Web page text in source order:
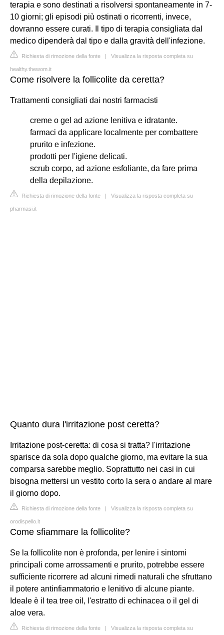
terapia e sono destinati a risolversi spontaneamente in 7-
10 giorni; gli episodi più ostinati o ricorrenti, invece,
dovranno essere curati. Il tipo di terapia consigliata dal
medico dipenderà dal tipo e dalla gravità dell'infezione.
Richiesta di rimozione della fonte | Visualizza la risposta completa su
healthy.thewom.it
Come risolvere la follicolite da ceretta?
Trattamenti consigliati dai nostri farmacisti
creme o gel ad azione lenitiva e idratante.
farmaci da applicare localmente per combattere
prurito e infezione.
prodotti per l'igiene delicati.
scrub corpo, ad azione esfoliante, da fare prima
della depilazione.
Richiesta di rimozione della fonte | Visualizza la risposta completa su
pharmasi.it
Quanto dura l'irritazione post ceretta?
Irritazione post-ceretta: di cosa si tratta? l'irritazione
sparisce da sola dopo qualche giorno, ma evitare la sua
comparsa sarebbe meglio. Soprattutto nei casi in cui
bisogna mettersi un vestito corto la sera o andare al mare
il giorno dopo.
Richiesta di rimozione della fonte | Visualizza la risposta completa su
orodispello.it
Come sfiammare la follicolite?
Se la follicolite non è profonda, per lenire i sintomi
principali come arrossamenti e prurito, potrebbe essere
sufficiente ricorrere ad alcuni rimedi naturali che sfruttano
il potere antinfiammatorio e lenitivo di alcune piante.
Ideale è il tea tree oil, l'estratto di echinacea o il gel di
aloe vera.
Richiesta di rimozione della fonte | Visualizza la risposta completa su